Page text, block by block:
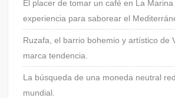
El placer de tomar un café en La
experiencia para saborear el
Ruzafa, el barrio bohemio y artístico de
marca tendencia.
La búsqueda de una moneda neutral
mundial.